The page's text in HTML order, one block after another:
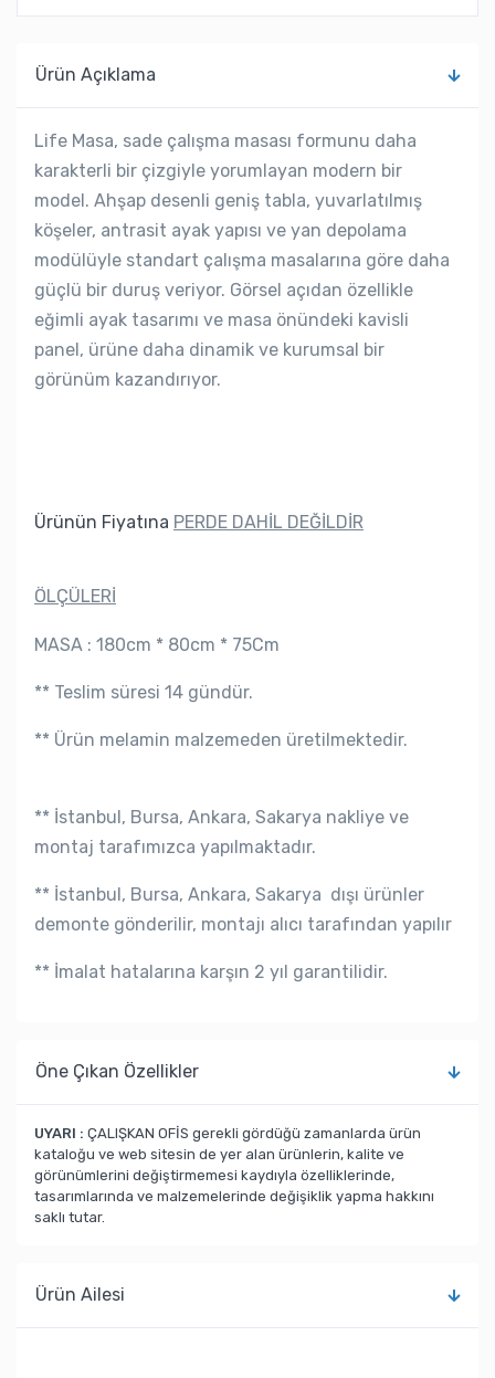
Ürün Açıklama
Life Masa, sade çalışma masası formunu daha
karakterli bir çizgiyle yorumlayan modern bir
model. Ahşap desenli geniş tabla, yuvarlatılmış
köşeler, antrasit ayak yapısı ve yan depolama
modülüyle standart çalışma masalarına göre daha
güçlü bir duruş veriyor. Görsel açıdan özellikle
eğimli ayak tasarımı ve masa önündeki kavisli
panel, ürüne daha dinamik ve kurumsal bir
görünüm kazandırıyor.
Ürünün Fiyatına PERDE DAHİL DEĞİLDİR
ÖLÇÜLERİ
MASA : 180cm * 80cm * 75Cm
** Teslim süresi 14 gündür.
** Ürün melamin malzemeden üretilmektedir.
** İstanbul, Bursa, Ankara, Sakarya nakliye ve
montaj tarafımızca yapılmaktadır.
** İstanbul, Bursa, Ankara, Sakarya dışı ürünler
demonte gönderilir, montajı alıcı tarafından yapılır
** İmalat hatalarına karşın 2 yıl garantilidir.
Öne Çıkan Özellikler
UYARI : ÇALIŞKAN OFİS gerekli gördüğü zamanlarda ürün
kataloğu ve web sitesin de yer alan ürünlerin, kalite ve
görünümlerini değiştirmemesi kaydıyla özelliklerinde,
tasarımlarında ve malzemelerinde değişiklik yapma hakkını
saklı tutar.
Ürün Ailesi